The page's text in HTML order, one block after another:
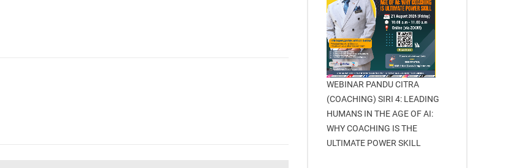
WEBINAR PANDU CITRA
(COACHING) SIRI 4: LEADING
HUMANS IN THE AGE OF AI:
WHY COACHING IS THE
ULTIMATE POWER SKILL